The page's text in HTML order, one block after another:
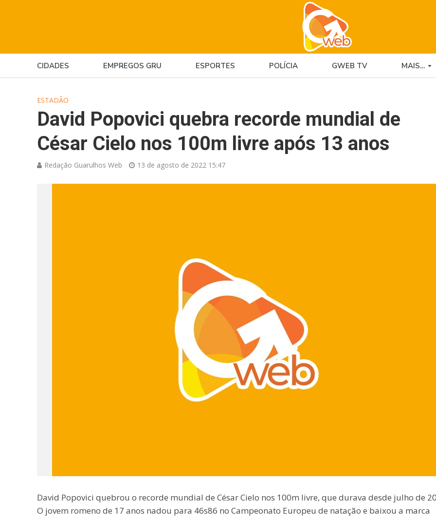
CIDADES EMPREGOS GRU ESPORTES POLÍCIA GWEB TV MAIS…
ESTADÃO
David Popovici quebra recorde mundial de
César Cielo nos 100m livre após 13 anos
Redação Guarulhos Web 13 de agosto de 2022 15:47
David Popovici quebrou o recorde mundial de César Cielo nos 100m livre, que durava desde julho de
O jovem romeno de 17 anos nadou para 46s86 no Campeonato Europeu de natação e baixou a marca